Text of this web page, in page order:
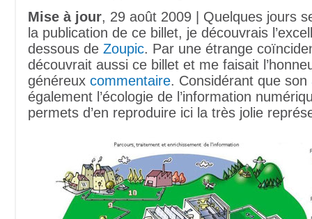
Mise à jour, 29 août 2009 | Quelques jours
la publication de ce billet, je découvrais
dessous de Zoupic. Par une étrange
découvrait aussi ce billet et me faisait
généreux commentaire. Considérant que son
également l’écologie de l’information
permets d’en reproduire ici la très jolie